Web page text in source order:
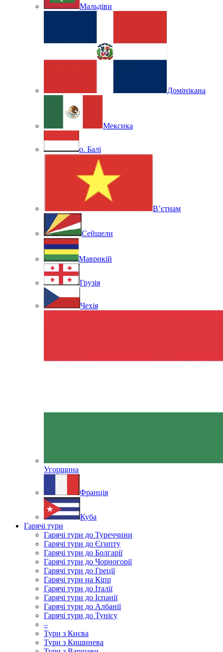
Мальдіви
Домінікана
Мексика
о. Балі
В’єтнам
Сейшели
Маврикій
Грузія
Чехія
Угорщина
Франція
Куба
Гарячі тури
Гарячі тури до Туреччини
Гарячі тури до Єгипту
Гарячі тури до Болгарії
Гарячі тури до Чорногорії
Гарячі тури до Греції
Гарячі тури на Кіпр
Гарячі тури до Італії
Гарячі тури до Іспанії
Гарячі тури до Албанії
Гарячі тури до Тунісу
–
Тури з Києва
Тури з Кишинева